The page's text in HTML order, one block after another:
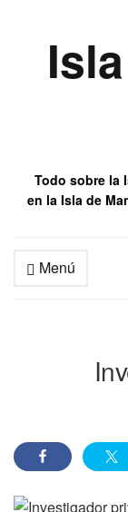
Todo sobre la
en la Isla de
Menú